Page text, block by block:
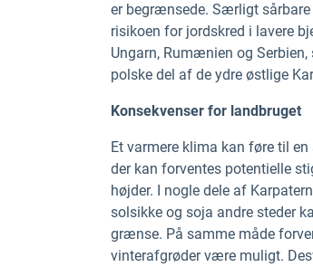
er begrænsede. Særligt sårbare
risikoen for jordskred i lavere
Ungarn, Rumænien og
polske del af de ydre østlige
Konsekvenser for landbruget
Et varmere klima kan føre til
der kan forventes potentielle
højder. I nogle dele af
solsikke og soja andre steder
grænse. På samme måde
vinterafgrøder være muligt.